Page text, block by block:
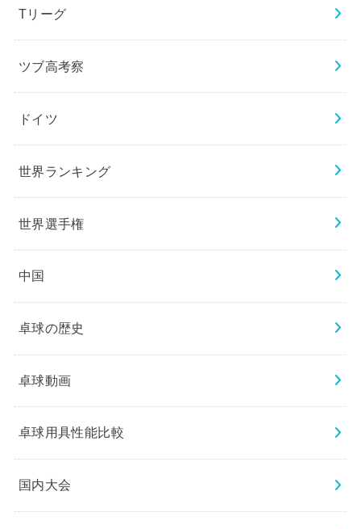
Tリーグ
ツブ高考察
ドイツ
世界ランキング
世界選手権
中国
卓球の歴史
卓球動画
卓球用具性能比較
国内大会